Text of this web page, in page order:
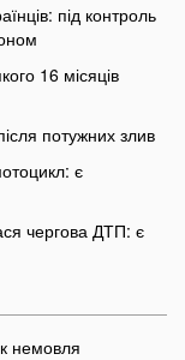
під контроль
16 місяців
потужних злив
є
чергова ДТП: є
немовля